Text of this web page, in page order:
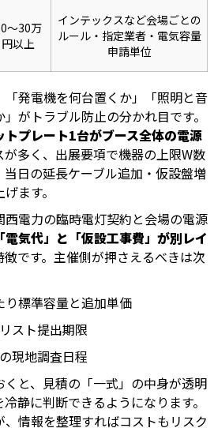
～30万
円以上
インテックスなど会場ごとの
ルール・指定業者・電気容量
申請単位
発電機を何台置くか」「照明と音
がトラブル防止の分かれ目です。
トプレート1台がブース全体の電源
が多く、出展要項で機器の上限W数
日の延長ケーブル追加・仮設盤増
ます。
電力の臨時電灯契約と会場の電源
「電気代」と「仮設工事費」が別レイ
徴です。主催側が押さえるべきは次
り標準容量と追加単価
スト提出期限
現地調査日程
と、見積の「一式」の中身が透明
静に判断できるようになります。
情報を整理すればコストもリスク